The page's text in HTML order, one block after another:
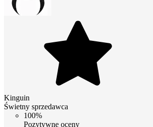
Kinguin
Świetny sprzedawca
100%
Pozytywne oceny